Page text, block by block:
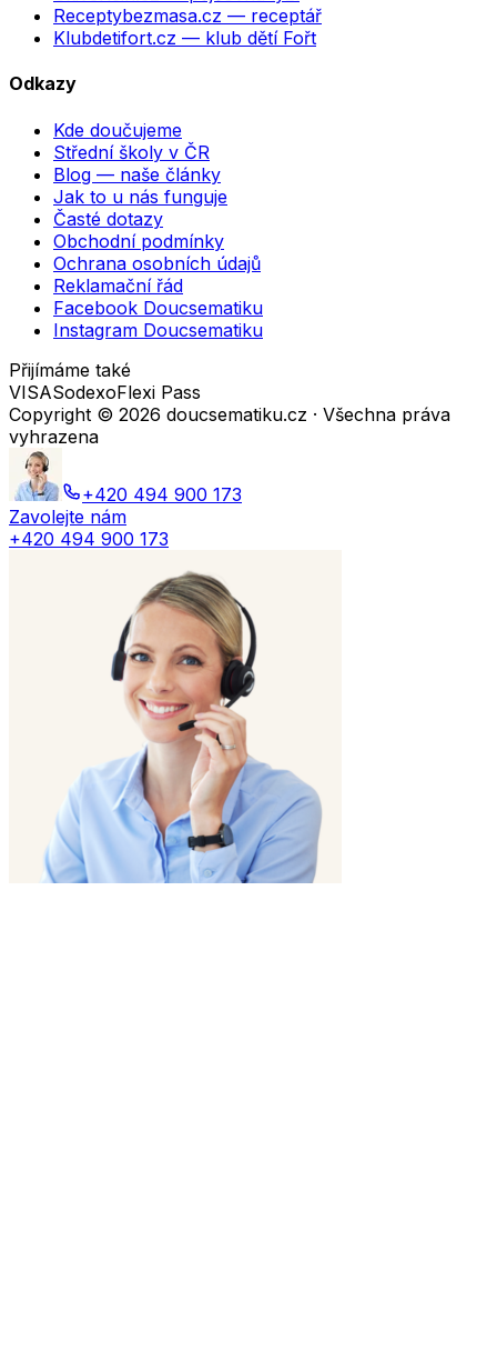
Receptybezmasa.cz — receptář
Klubdetifort.cz — klub dětí Fořt
Odkazy
Kde doučujeme
Střední školy v ČR
Blog — naše články
Jak to u nás funguje
Časté dotazy
Obchodní podmínky
Ochrana osobních údajů
Reklamační řád
Facebook Doucsematiku
Instagram Doucsematiku
Přijímáme také
VISASodexoFlexi Pass
Copyright © 2026 doucsematiku.cz · Všechna práva
vyhrazena
+420 494 900 173
Zavolejte nám
+420 494 900 173